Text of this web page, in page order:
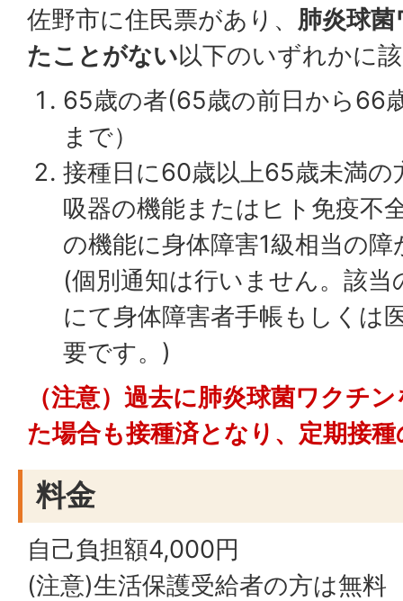
佐野市に住民票があり、 肺炎球
たことがない以下のいずれかに
65歳の者(65歳の前日から66
まで）
接種日に60歳以上65歳未満の
吸器の機能またはヒト免疫不
の機能に身体障害1級相当の
(個別通知は行いません。該
にて身体障害者手帳もしくは
要です。)
（注意）過去に肺炎球菌ワクチ
た場合も接種済となり、定期接
料金
自己負担額4,000円
(注意)生活保護受給者の方は無料